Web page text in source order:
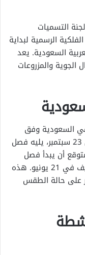
التسميات
الرسمية لبداية
السعودية. يعد
الجوية والمزروعات
السعودية وفق
التوقيتات التالية: فصل الخريف سيبدأ في 23 سبتمبر، يليه فصل
ومن المتوقع أن يبدأ فصل
الربيع في 20 مارس، بينما يبدأ فصل الصيف في 21 يونيو. هذه
على حالة الطقس